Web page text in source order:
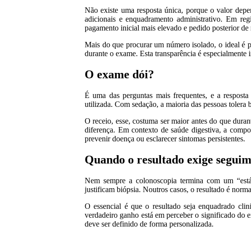
Não existe uma resposta única, porque o valor
adicionais e enquadramento administrativo. Em
pagamento inicial mais elevado e pedido posterior
Mais do que procurar um número isolado, o ideal é
durante o exame. Esta transparência é
O exame dói?
É uma das perguntas mais frequentes, e a
utilizada. Com sedação, a maioria das pessoas
O receio, esse, costuma ser maior antes do que
diferença. Em contexto de saúde digestiva, a
prevenir doença ou esclarecer sintomas persistentes.
Quando o resultado exige
Nem sempre a colonoscopia termina com um
justificam biópsia. Noutros casos, o resultado é
O essencial é que o resultado seja enquadrado
verdadeiro ganho está em perceber o significado do
deve ser definido de forma personalizada.